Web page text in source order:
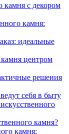
камня с декором
камня:
идеальные
камня центром
решения
себя в быту
камня?
камня: